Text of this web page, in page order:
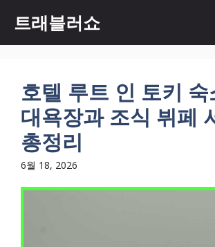
츠
트래블러쇼
호텔 루트 인 토키 숙
대욕장과 조식 뷔페
총정리
6월 18, 2026